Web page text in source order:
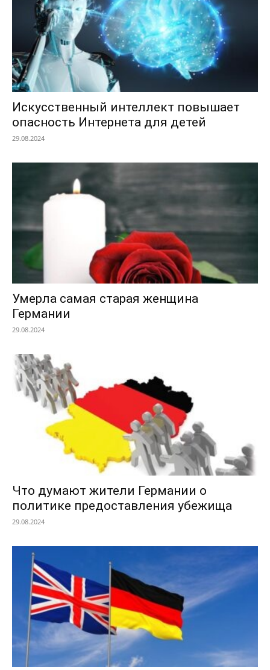
Искусственный интеллект повышает
опасность Интернета для детей
29.08.2024
Умерла самая старая женщина
Германии
29.08.2024
Что думают жители Германии о
политике предоставления убежища
29.08.2024